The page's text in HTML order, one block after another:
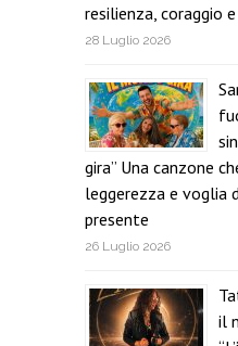
resilienza, coraggio
28 Luglio 2026
gira” Una canzone
leggerezza e voglia
presente
26 Luglio 2026
il